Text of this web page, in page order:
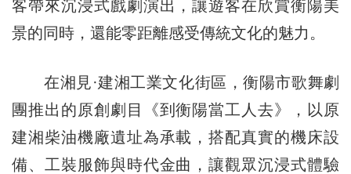
客帶來沉浸式戲劇演出，讓遊客在欣賞衡陽美
景的同時，還能零距離感受傳統文化的魅力。
在湘見·建湘工業文化街區，衡陽市歌舞劇
團推出的原創劇目《到衡陽當工人去》，以原
建湘柴油機廠遺址為承載，搭配真實的機床設
備、工裝服飾與時代金曲，讓觀眾沉浸式體驗